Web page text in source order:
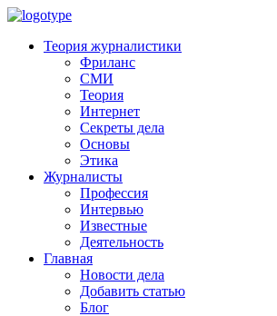
Теория журналистики
Фриланс
СМИ
Теория
Интернет
Секреты дела
Основы
Этика
Журналисты
Профессия
Интервью
Известные
Деятельность
Главная
Новости дела
Добавить статью
Блог